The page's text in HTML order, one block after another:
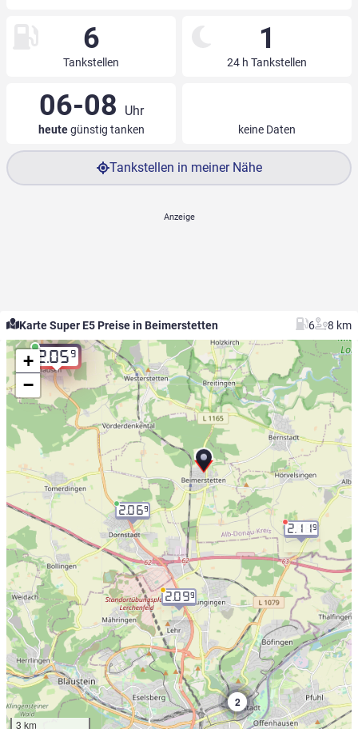
6
Tankstellen
1
24 h Tankstellen
06-08 Uhr
heutegünstig tanken keine Daten
Tankstellen in meiner Nähe
Karte Super E5 Preise in Beimerstetten 6 8 km
2.059
2.119
2.069
2.099
2
+
−
3 km